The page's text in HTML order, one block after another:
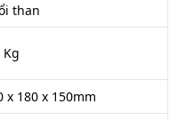
than
Kg
x 180 x 150mm